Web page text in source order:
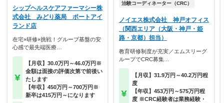
シップヘルスケアファーマシー株
式会社 みどり薬局 ポートアイ
ランド店
在宅×研修×挑戦！グループ基盤の安
心感で最先端医療…
【月収】30.0万円～46.0万円※
金額は面接の評価次第で前後い
たします
【年収】450万円～700万円※
新卒は415万円～になります
治験コーディネーター（CRC）
ノイエス株式会社 神戸オフィス
（関西エリア（大阪・神戸・姫
路・京都）担当）
教育研修制度が充実／エムスリーグ
ループでCRC募集…
【月収】31.9万円～40.2万円程
度
【年収】453万円～575万円程
度 ※CRC経験者は業務経験・